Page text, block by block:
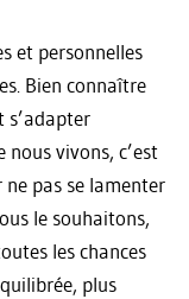
et personnelles
Bien connaître
s’adapter
vivons, c’est
pas se lamenter
le souhaitons,
les chances
plus